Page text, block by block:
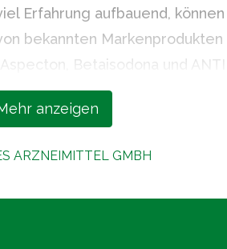
anzeigen
Erfahrung aufbauend, können
bekannten Markenprodukten
Betaisodona und ANTI
höchsten Qualitätsansprüchen
Erkenntnissen